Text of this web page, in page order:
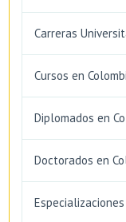
Carreras
Cursos en
Diplomados en
Doctorados en